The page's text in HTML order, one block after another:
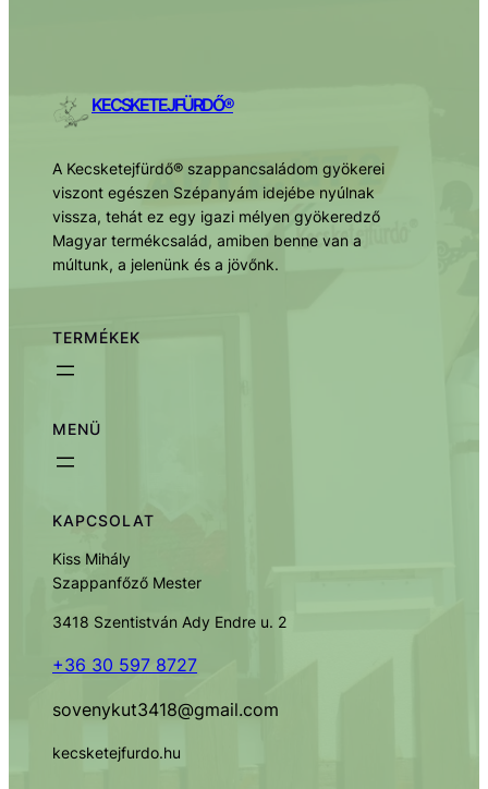
KECSKETEJFÜRDŐ®
A Kecsketejfürdő® szappancsaládom gyökerei
viszont egészen Szépanyám idejébe nyúlnak
vissza, tehát ez egy igazi mélyen gyökeredző
Magyar termékcsalád, amiben benne van a
múltunk, a jelenünk és a jövőnk.
TERMÉKEK
MENÜ
KAPCSOLAT
Kiss Mihály
Szappanfőző Mester
3418 Szentistván Ady Endre u. 2
+36 30 597 8727
sovenykut3418@gmail.com
kecsketejfurdo.hu